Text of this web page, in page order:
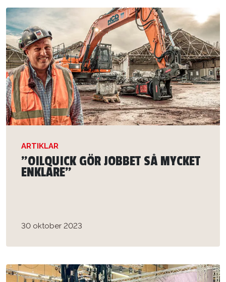
ARTIKLAR
”OILQUICK GÖR JOBBET SÅ MYCKET
ENKLARE”
30 oktober 2023